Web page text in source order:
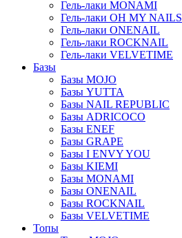
Гель-лаки MONAMI
Гель-лаки OH MY NAILS
Гель-лаки ONENAIL
Гель-лаки ROCKNAIL
Гель-лаки VELVETIME
Базы
Базы MOJO
Базы YUTTA
Базы NAIL REPUBLIC
Базы ADRICOCO
Базы ENEF
Базы GRAPE
Базы I ENVY YOU
Базы KIEMI
Базы MONAMI
Базы ONENAIL
Базы ROCKNAIL
Базы VELVETIME
Топы